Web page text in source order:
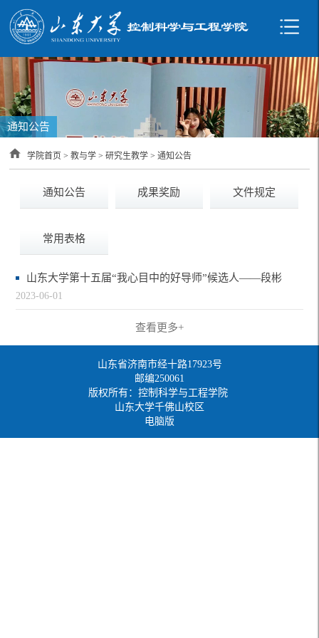
通知公告
学院首页 >教与学 >研究生教学 >通知公告
通知公告 成果奖励 文件规定
常用表格
山东大学第十五届“我心目中的好导师”候选人——段彬
2023-06-01
查看更多+
山东省济南市经十路17923号
邮编250061
版权所有：控制科学与工程学院
山东大学千佛山校区
电脑版